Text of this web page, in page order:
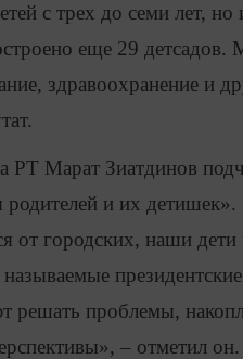
с трех до семи лет, но
еще 29
здравоохранение и
РТ Марат Зиатдинов
и их
от городских, наши
называемые
решать проблемы,
– отметил он.